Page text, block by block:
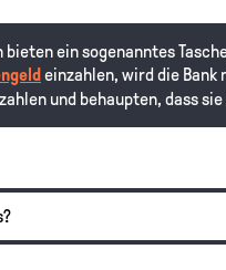
bieten ein sogenanntes
einzahlen, wird die Bank
und behaupten, dass